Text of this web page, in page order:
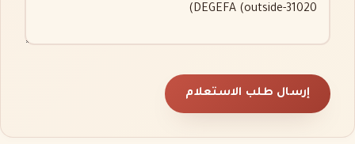
إرسال طلب الاستعلام